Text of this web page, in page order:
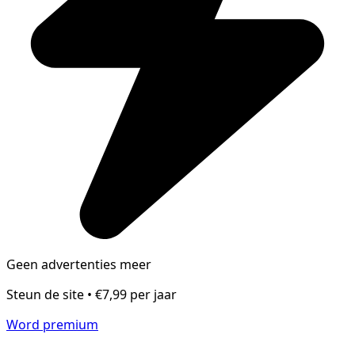
Geen advertenties meer
Steun de site • €7,99 per jaar
Word premium